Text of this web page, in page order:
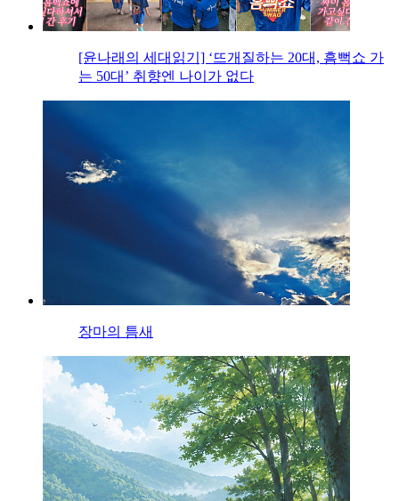
[윤나래의 세대읽기] ‘뜨개질하는 20대, 흠뻑쇼 가
는 50대’ 취향엔 나이가 없다
장마의 틈새